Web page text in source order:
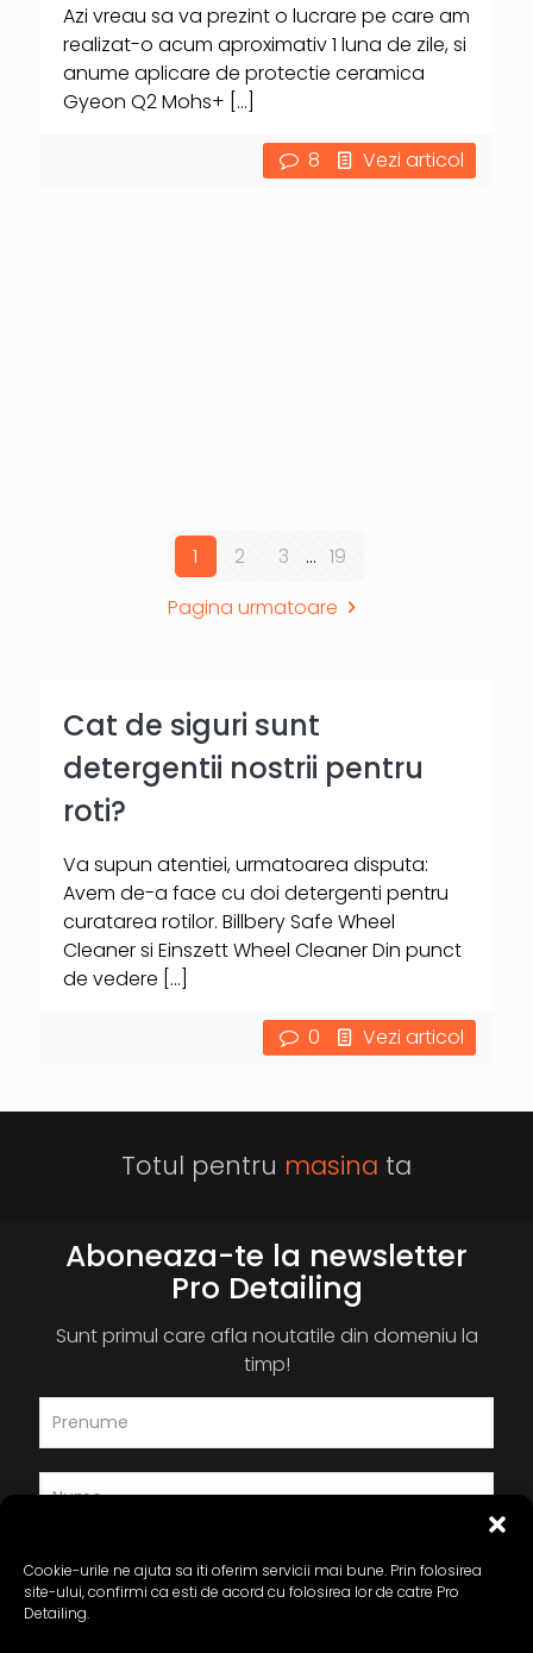
Cookie-urile ne ajuta sa iti oferim servicii mai bune. Prin folosirea
site-ului, confirmi ca esti de acord cu folosirea lor de catre Pro
Detailing.
Azi vreau sa va prezint o lucrare pe care am
realizat-o acum aproximativ 1 luna de zile, si
anume aplicare de protectie ceramica
Gyeon Q2 Mohs+ […]
8 Vezi articol
1 2 3 ... 19
Pagina urmatoare
Cat de siguri sunt
detergentii nostrii pentru
roti?
Va supun atentiei, urmatoarea disputa:
Avem de-a face cu doi detergenti pentru
curatarea rotilor. Billbery Safe Wheel
Cleaner si Einszett Wheel Cleaner Din punct
de vedere […]
0 Vezi articol
Totul pentru masina ta
Aboneaza-te la newsletter
Pro Detailing
Sunt primul care afla noutatile din domeniu la
timp!